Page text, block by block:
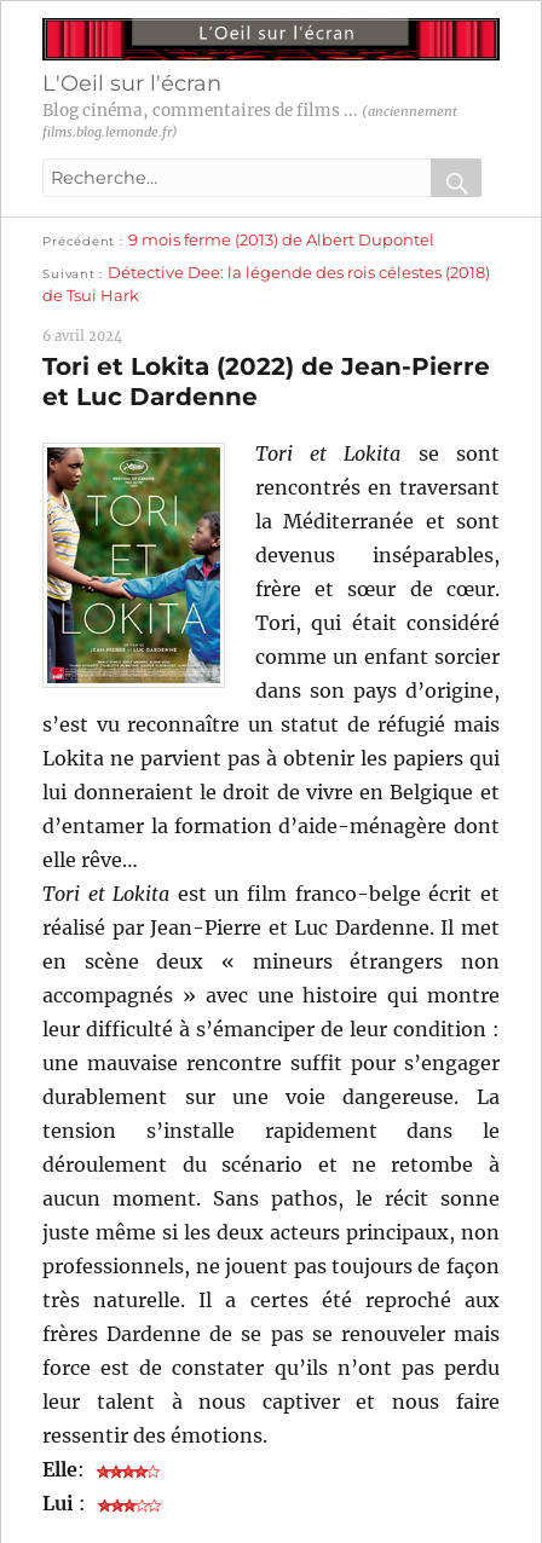
L'Oeil sur l'écran
Blog cinéma, commentaires de films ... (anciennement
films.blog.lemonde.fr)
Recherche
:
OK
Navigation
de
l’article
Précédent
précédente :
9 mois ferme (2013) de Albert Dupontel
Suivant
suivante :
Détective Dee: la légende des rois célestes (2018)
de Tsui Hark
6 avril 2024
Tori et Lokita (2022) de Jean-Pierre
et Luc Dardenne
Tori et Lokita se sont
rencontrés en traversant
la Méditerranée et sont
devenus inséparables,
frère et sœur de cœur.
Tori, qui était considéré
comme un enfant sorcier
dans son pays d’origine,
s’est vu reconnaître un statut de réfugié mais
Lokita ne parvient pas à obtenir les papiers qui
lui donneraient le droit de vivre en Belgique et
d’entamer la formation d’aide-ménagère dont
elle rêve…
Tori et Lokita est un film franco-belge écrit et
réalisé par Jean-Pierre et Luc Dardenne. Il met
en scène deux « mineurs étrangers non
accompagnés » avec une histoire qui montre
leur difficulté à s’émanciper de leur condition :
une mauvaise rencontre suffit pour s’engager
durablement sur une voie dangereuse. La
tension s’installe rapidement dans le
déroulement du scénario et ne retombe à
aucun moment. Sans pathos, le récit sonne
juste même si les deux acteurs principaux, non
professionnels, ne jouent pas toujours de façon
très naturelle. Il a certes été reproché aux
frères Dardenne de se pas se renouveler mais
force est de constater qu’ils n’ont pas perdu
leur talent à nous captiver et nous faire
ressentir des émotions.
Elle:
Lui :